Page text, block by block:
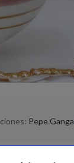
Pepe Ganga